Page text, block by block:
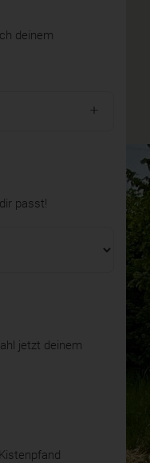
deinem
passt!
jetzt deinem